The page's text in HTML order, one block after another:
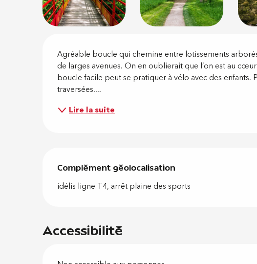
Description
Agréable boucle qui chemine entre lotissements
de larges avenues. On en oublierait que l’on est au
boucle facile peut se pratiquer à vélo avec des enfants.
traversées....
Lire la suite
Complément géolocalisation
Complément géolocalisation
idélis ligne T4, arrêt plaine des sports
Accessibilité